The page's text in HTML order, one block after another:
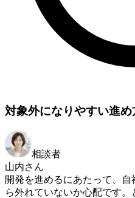
対象外になりやすい進め
相談者
山内さん
開発を進めるにあたって、
ら外れていないか心配です